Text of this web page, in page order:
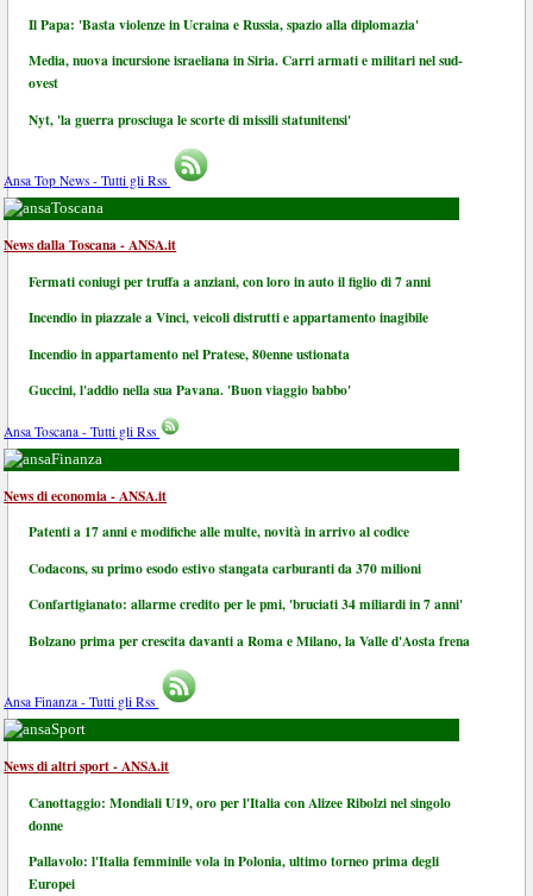
Il Papa: 'Basta violenze in Ucraina e Russia, spazio alla diplomazia'
Media, nuova incursione israeliana in Siria. Carri armati e militari nel sud-
ovest
Nyt, 'la guerra prosciuga le scorte di missili statunitensi'
Ansa Top News - Tutti gli Rss
Toscana
News dalla Toscana - ANSA.it
Fermati coniugi per truffa a anziani, con loro in auto il figlio di 7 anni
Incendio in piazzale a Vinci, veicoli distrutti e appartamento inagibile
Incendio in appartamento nel Pratese, 80enne ustionata
Guccini, l'addio nella sua Pavana. 'Buon viaggio babbo'
Ansa Toscana - Tutti gli Rss
Finanza
News di economia - ANSA.it
Patenti a 17 anni e modifiche alle multe, novità in arrivo al codice
Codacons, su primo esodo estivo stangata carburanti da 370 milioni
Confartigianato: allarme credito per le pmi, 'bruciati 34 miliardi in 7 anni'
Bolzano prima per crescita davanti a Roma e Milano, la Valle d'Aosta frena
Ansa Finanza - Tutti gli Rss
Sport
News di altri sport - ANSA.it
Canottaggio: Mondiali U19, oro per l'Italia con Alizee Ribolzi nel singolo
donne
Pallavolo: l'Italia femminile vola in Polonia, ultimo torneo prima degli
Europei